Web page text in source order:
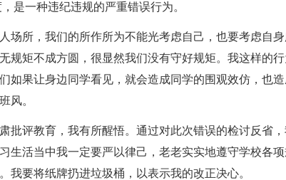
是一种违纪违规的严重错误行为。
场所，我们的所作所为不能光考虑自己，也要考虑自
规矩不成方圆，很显然我们没有守好规矩。我这样的
如果让身边同学看见，就会造成同学的围观效仿，也
风。
批评教育，我有所醒悟。通过对此次错误的检讨反省
生活当中我一定要严以律己，老老实实地遵守学校各项
我要将纸牌扔进垃圾桶，以表示我的改正决心。